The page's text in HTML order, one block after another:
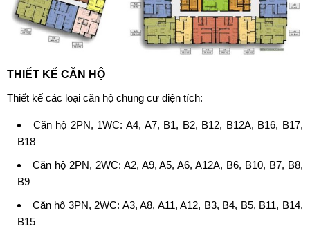
THIẾT KẾ CĂN HỘ
Thiết kế các loại căn hộ chung cư diện tích:
Căn hộ 2PN, 1WC: A4, A7, B1, B2, B12, B12A, B16, B17,
B18
Căn hộ 2PN, 2WC: A2, A9, A5, A6, A12A, B6, B10, B7, B8,
B9
Căn hộ 3PN, 2WC: A3, A8, A11, A12, B3, B4, B5, B11, B14,
B15